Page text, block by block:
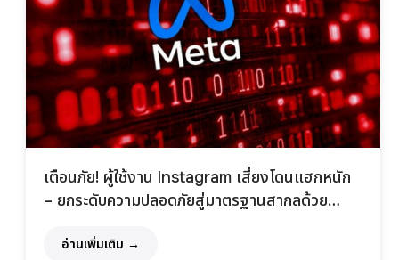
เตือนภัย! ผู้ใช้งาน Instagram เสี่ยงโดนแฮกหนัก
– ยกระดับความปลอดภัยสู่มาตรฐานสากลด้วย
อ่านเพิ่มเติม →